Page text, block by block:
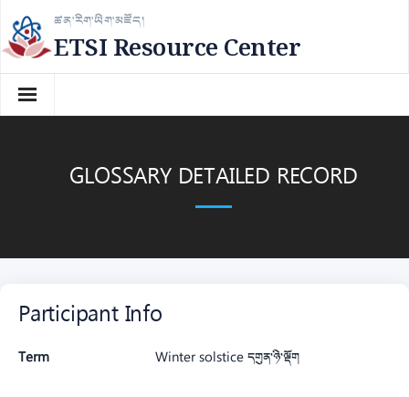
Skip
to
content
ཚན་རིག་ཡིག་མཛོད།
ETSI Resource Center
GLOSSARY DETAILED RECORD
Participant Info
Term Winter solstice དགུན་ཉི་ལྡོག